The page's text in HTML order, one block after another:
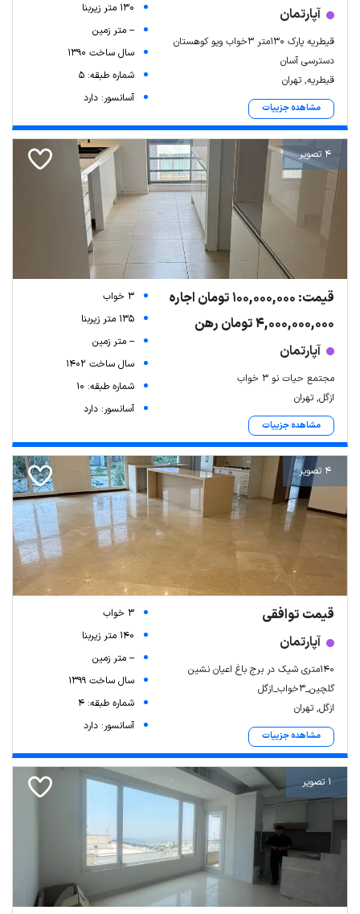
Leaflet | Map data © ariamarz.com
آپارتمان
قیطریه پارک ۱۳۰متر ۳خواب ویو کوهستان
دسترسی آسان
قیطریه, تهران
مشاهده جزییات
130 متر زیربنا
-- متر زمین
سال ساخت 1390
شماره طبقه: 5
آسانسور: دارد
4 تصویر
قیمت: 100,000,000 تومان اجاره
4,000,000,000 تومان رهن
آپارتمان
مجتمع حیات نو ۳ خواب
ازگل, تهران
مشاهده جزییات
3 خواب
135 متر زیربنا
-- متر زمین
سال ساخت 1402
شماره طبقه: 10
آسانسور: دارد
4 تصویر
قیمت توافقی
آپارتمان
140متری شیک در برج باغ اعیان نشین
گلچین_3خواب_ازگل
ازگل, تهران
مشاهده جزییات
3 خواب
140 متر زیربنا
-- متر زمین
سال ساخت 1399
شماره طبقه: 4
آسانسور: دارد
1 تصویر